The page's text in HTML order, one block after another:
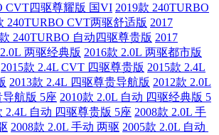
CVT四驱尊耀版 国VI 2019款 240TURBO
240TURBO CVT两驱舒适版 2017
240TURBO 自动四驱尊贵版 2017
两驱经典版 2016款 2.0L 两驱都市版
2015款 2.4L CVT 四驱尊贵版 2015款 2.4L
2013款 2.4L 四驱尊贵导航版 2012款 2.0L
导航版 5座 2010款 2.0L 自动 四驱经典版 5
2.4L 自动 四驱尊贵版 5座 2008款 2.0L 手
2008款 2.0L 手动 两驱 2005款 2.0L 自动